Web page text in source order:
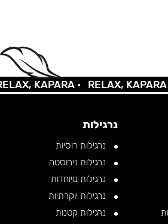
KAPARA • RELAX, KAPARA •
נרגילות
נרגילות רוסיות
נרגילות נירוסטה
נרגילות מיוחדות
נרגילות יוקרתיות
נרגילות קטנות